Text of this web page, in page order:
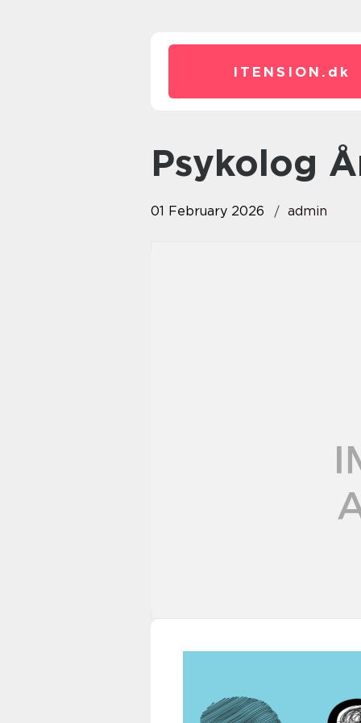
ITENSION. dk
Psykolog
01 February 2026 admin